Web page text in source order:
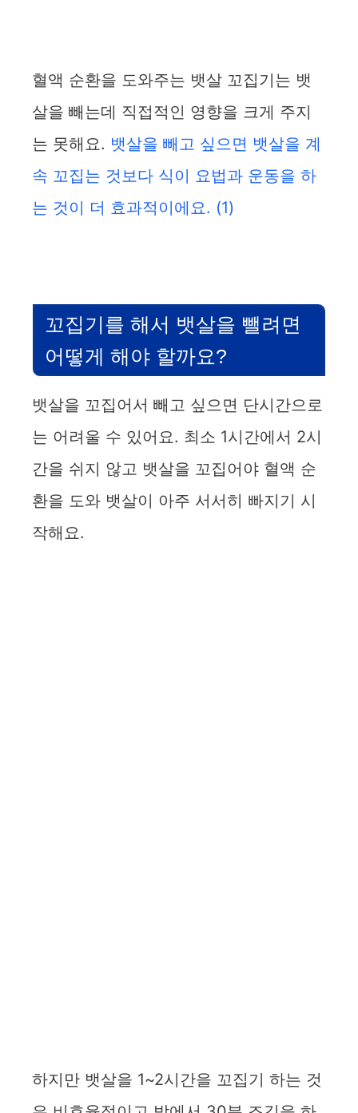
혈액 순환을 도와주는 뱃살 꼬집기는 뱃
살을 빼는데 직접적인 영향을 크게 주지
는 못해요. 뱃살을 빼고 싶으면 뱃살을 계
속 꼬집는 것보다 식이 요법과 운동을 하
는 것이 더 효과적이에요. (1)
꼬집기를 해서 뱃살을 뺄려면
어떻게 해야 할까요?
뱃살을 꼬집어서 빼고 싶으면 단시간으로
는 어려울 수 있어요. 최소 1시간에서 2시
간을 쉬지 않고 뱃살을 꼬집어야 혈액 순
환을 도와 뱃살이 아주 서서히 빠지기 시
작해요.
하지만 뱃살을 1~2시간을 꼬집기 하는 것